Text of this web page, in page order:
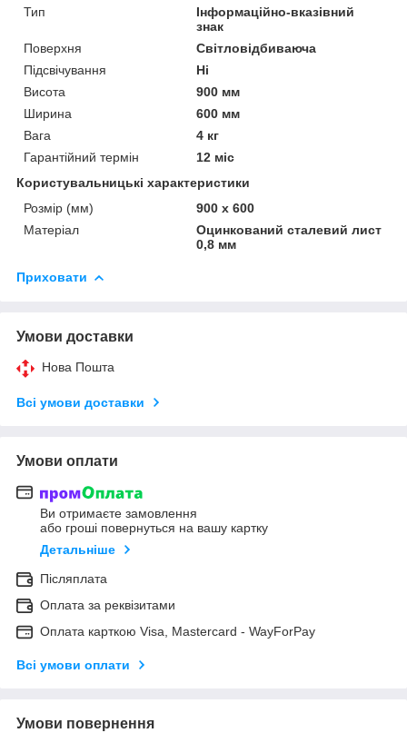
Тип
Інформаційно-вказівний
знак
Поверхня
Світловідбиваюча
Підсвічування
Ні
Висота
900 мм
Ширина
600 мм
Вага
4 кг
Гарантійний термін
12 міс
Користувальницькі характеристики
Розмір (мм)
900 х 600
Матеріал
Оцинкований сталевий лист
0,8 мм
Приховати
Умови доставки
Нова Пошта
Всі умови доставки
Умови оплати
Ви отримаєте замовлення
або гроші повернуться на вашу картку
Детальніше
Післяплата
Оплата за реквізитами
Оплата карткою Visa, Mastercard - WayForPay
Всі умови оплати
Умови повернення